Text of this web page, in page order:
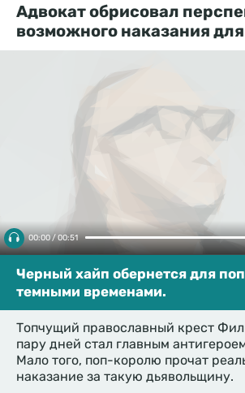
Адвокат обрисовал
возможного наказания
00:00 / 00:51
Черный хайп обернется для
темными временами.
Топчущий православный крест
пару дней стал главным
Мало того, поп-королю прочат
наказание за такую дьявольщину.